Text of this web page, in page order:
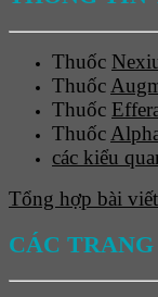
Thuốc
Thuốc
Thuốc
Thuốc
các kiểu
Tổng hợp bài
CÁC